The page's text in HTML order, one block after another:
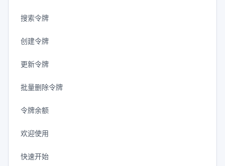
搜索令牌
创建令牌
更新令牌
批量删除令牌
令牌余额
欢迎使用
快速开始